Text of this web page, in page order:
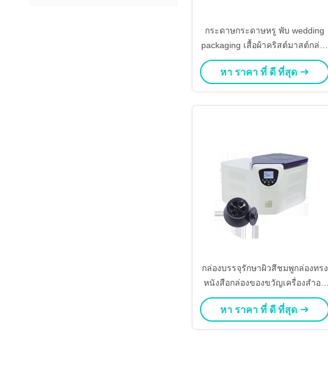
กระดาษกระดาษหรู พับ wedding
packaging เสื้อผ้าคริสต์มาสต์กล่อง
ของขวัญแม่เหล็กกับริบบอนสําหรับ
เครื่องแต่งกาย Packaging Rea
หา ราคา ที่ ดี ที่สุด
กล่องบรรจุรักษาผิวสีชมพูกล่องทรง
หนังสือกล่องของขวัญเครื่องสําอา
งกล่องกระดาษแม่เหล็กสําหรับการ
ดูแลผิว กระป๋องเครื่องสําอางที่มี
หา ราคา ที่ ดี ที่สุด